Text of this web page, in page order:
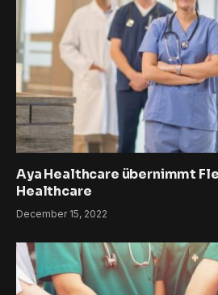
Aya Healthcare übernimmt
Healthcare
December 15, 2022